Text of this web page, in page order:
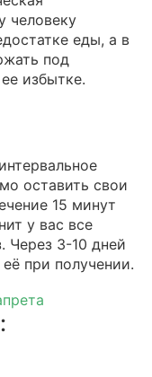
человеку
еды, а в
под
избытке.
оставить свои
15 минут
у вас все
Через 3-10 дней
при получении.